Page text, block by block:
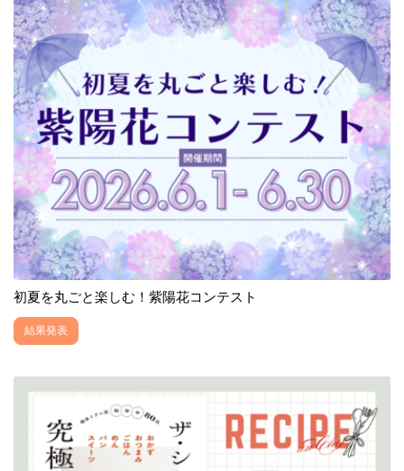
初夏を丸ごと楽しむ！紫陽花コンテスト
結果発表